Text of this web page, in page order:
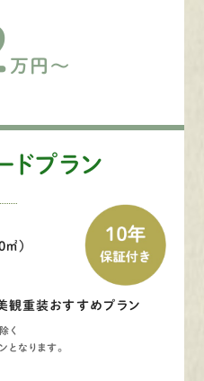
万円～
ドプラン
）
観重装おすすめプラン
く
なります。